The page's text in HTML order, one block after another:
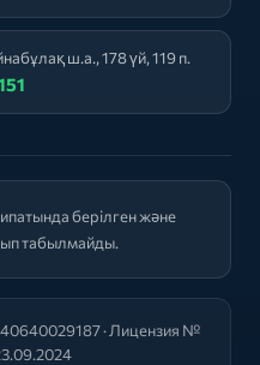
ш.а., 178 үй, 119 п.
берілген және
табылмайды.
· Лицензия №